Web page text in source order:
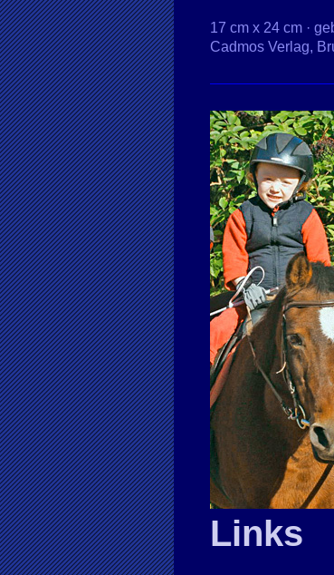
17 cm x 24 cm ·
Cadmos Verlag,
Links